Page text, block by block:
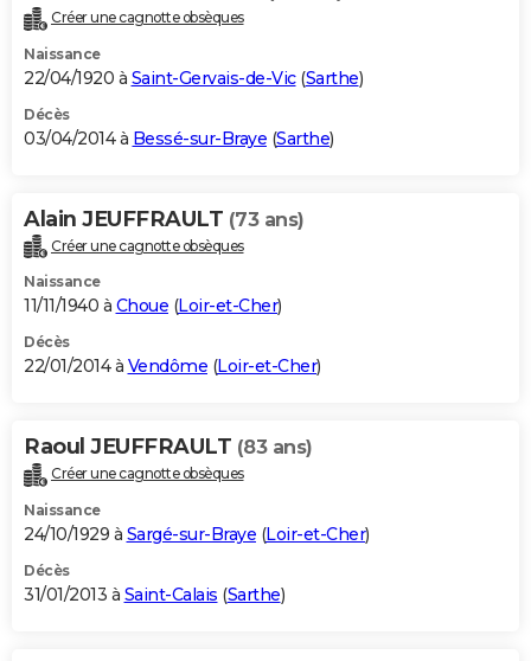
Créer une cagnotte obsèques
Naissance
22/04/1920 à Saint-Gervais-de-Vic(Sarthe)
Décès
03/04/2014 à Bessé-sur-Braye (Sarthe)
Alain JEUFFRAULT (73 ans)
Créer une cagnotte obsèques
Naissance
11/11/1940 à Choue (Loir-et-Cher)
Décès
22/01/2014 à Vendôme (Loir-et-Cher)
Raoul JEUFFRAULT (83 ans)
Créer une cagnotte obsèques
Naissance
24/10/1929 à Sargé-sur-Braye (Loir-et-Cher)
Décès
31/01/2013 à Saint-Calais (Sarthe)